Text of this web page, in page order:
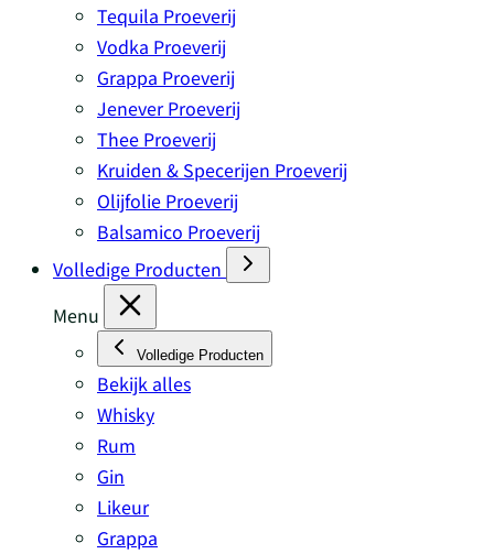
Tequila Proeverij
Vodka Proeverij
Grappa Proeverij
Jenever Proeverij
Thee Proeverij
Kruiden & Specerijen Proeverij
Olijfolie Proeverij
Balsamico Proeverij
Volledige Producten
Menu
Volledige Producten
Bekijk alles
Whisky
Rum
Gin
Likeur
Grappa